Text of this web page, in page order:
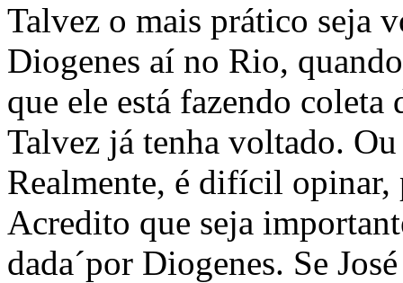
Talvez o mais prático seja
Diogenes aí no Rio,
que ele está fazendo coleta
Talvez já tenha voltado.
Realmente, é difícil opinar,
Acredito que seja
dada´por Diogenes. Se